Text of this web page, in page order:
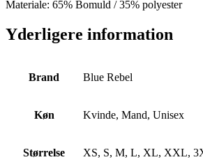
Materiale: 65% Bomuld / 35% polyester
Yderligere information
Brand Blue Rebel
Køn Kvinde, Mand, Unisex
Størrelse XS, S, M, L, XL, XXL,